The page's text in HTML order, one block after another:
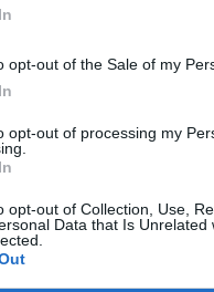
opt-out of the Sale of my
opt-out of processing my
opt-out of Collection, Use,
Data that Is
ha colpito organi
perdere le
riusciti a
sulla quale sono
militari. Il call
mai subito
Abdullah
portato via
il cui valore è
Il giovane straniero